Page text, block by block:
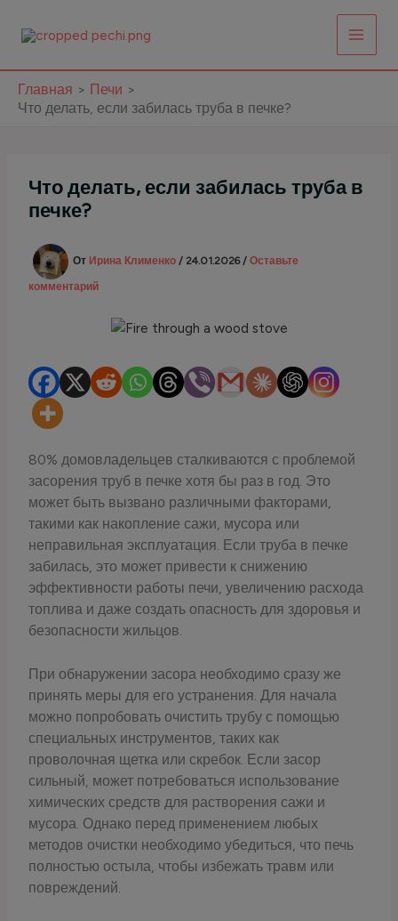
Главная
Печи
Что делать, если забилась труба в печке?
Что делать, если забилась труба в
печке?
От Ирина Клименко/ 24.01.2026/Оставьте
комментарий
80% домовладельцев сталкиваются с проблемой
засорения труб в печке хотя бы раз в год. Это
может быть вызвано различными факторами,
такими как накопление сажи, мусора или
неправильная эксплуатация. Если труба в печке
забилась, это может привести к снижению
эффективности работы печи, увеличению расхода
топлива и даже создать опасность для здоровья и
безопасности жильцов.
При обнаружении засора необходимо сразу же
принять меры для его устранения. Для начала
можно попробовать очистить трубу с помощью
специальных инструментов, таких как
проволочная щетка или скребок. Если засор
сильный, может потребоваться использование
химических средств для растворения сажи и
мусора. Однако перед применением любых
методов очистки необходимо убедиться, что печь
полностью остыла, чтобы избежать травм или
повреждений.